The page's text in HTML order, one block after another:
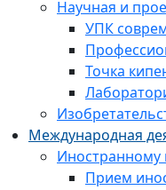
Научная и
УПК
Точка
Международная
Прием